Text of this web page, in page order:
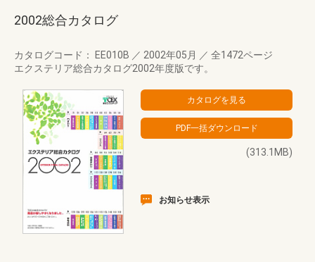
2002総合カタログ
カタログコード： EE010B ／ 2002年05月 ／ 全1472ページ
エクステリア総合カタログ2002年度版です。
(313.1MB)
お知らせ表示